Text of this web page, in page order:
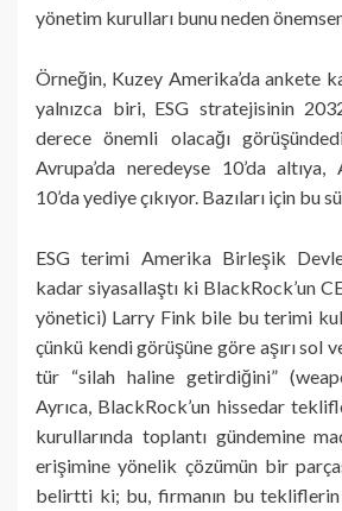
yönetim kurulları bunu neden
Örneğin, Kuzey Amerika’da ankete
yalnızca biri, ESG stratejisinin
derece önemli olacağı
Avrupa’da neredeyse 10’da altıya,
10’da yediye çıkıyor. Bazıları için bu
ESG terimi Amerika Birleşik
kadar siyasallaştı ki BlackRock’un
yönetici) Larry Fink bile bu terimi
çünkü kendi görüşüne göre aşırı sol
tür “silah haline getirdiğini”
Ayrıca, BlackRock’un hissedar
kurullarında toplantı gündemine
erişimine yönelik çözümün bir
belirtti ki; bu, firmanın bu tekliflerin